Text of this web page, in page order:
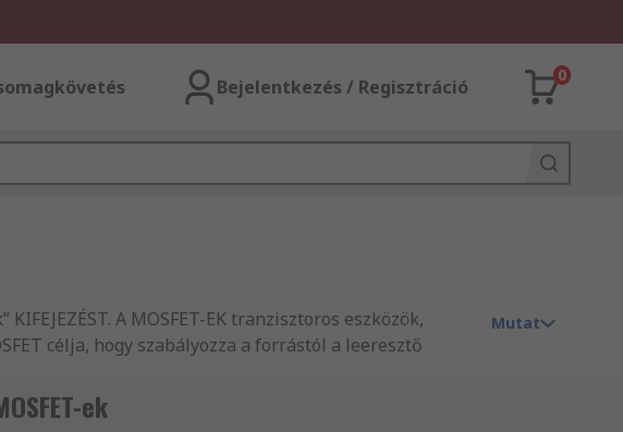
Bejelentkezés / Regisztráció
0
A MOSFET-EK tranzisztoros eszközök,
célja, hogy szabályozza a forrástól a leeresztő
tokozásban, például DPAK, D2PAK, DFN, I2PAK,
Mutat
ek